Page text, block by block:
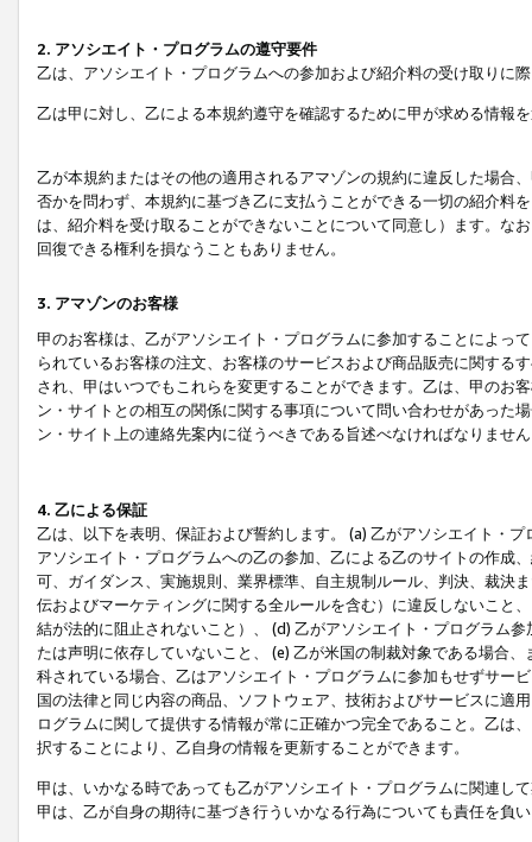
2. アソシエイト・プログラムの遵守要件
乙は、アソシエイト・プログラムへの参加および紹介料の受け取りに
乙は甲に対し、乙による本規約遵守を確認するために甲が求める情報
乙が本規約またはその他の適用されるアマゾンの規約に違反した場合
否かを問わず、本規約に基づき乙に支払うことができる一切の紹介料
は、紹介料を受け取ることができないことについて同意し）ます。な
回復できる権利を損なうこともありません。
3. アマゾンのお客様
甲のお客様は、乙がアソシエイト・プログラムに参加することによっ
られているお客様の注文、お客様のサービスおよび商品販売に関する
され、甲はいつでもこれらを変更することができます。乙は、甲のお
ン・サイトとの相互の関係に関する事項について問い合わせがあった
ン・サイト上の連絡先案内に従うべきである旨述べなければなりませ
4. 乙による保証
乙は、以下を表明、保証および誓約します。 (a) 乙がアソシエイト・
アソシエイト・プログラムへの乙の参加、乙による乙のサイトの作成
可、ガイダンス、実施規則、業界標準、自主規制ルール、判決、裁決
伝およびマーケティングに関する全ルールを含む）に違反しないこと
結が法的に阻止されないこと）、 (d) 乙がアソシエイト・プログラム
たは声明に依存していないこと、 (e) 乙が米国の制裁対象である場合
科されている場合、乙はアソシエイト・プログラムに参加もせずサー
国の法律と同じ内容の商品、ソフトウェア、技術およびサービスに適
ログラムに関して提供する情報が常に正確かつ完全であること。乙は
択することにより、乙自身の情報を更新することができます。
甲は、いかなる時であっても乙がアソシエイト・プログラムに関連し
甲は、乙が自身の期待に基づき行ういかなる行為についても責任を負